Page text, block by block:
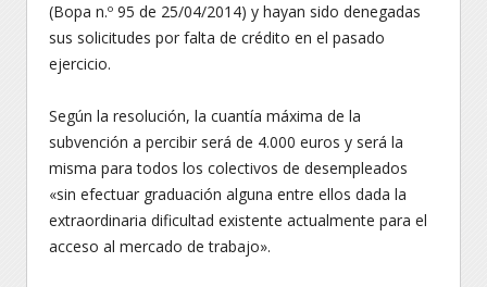
(Bopa n.º 95 de 25/04/2014) y hayan sido denegadas
sus solicitudes por falta de crédito en el pasado
ejercicio.
Según la resolución, la cuantía máxima de la
subvención a percibir será de 4.000 euros y será la
misma para todos los colectivos de desempleados
«sin efectuar graduación alguna entre ellos dada la
extraordinaria dificultad existente actualmente para el
acceso al mercado de trabajo».